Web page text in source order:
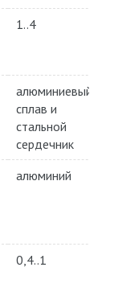
1..4
алюминиевый
сплав и
стальной
сердечник
алюминий
0,4..1